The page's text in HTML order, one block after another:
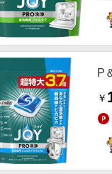
P
￥